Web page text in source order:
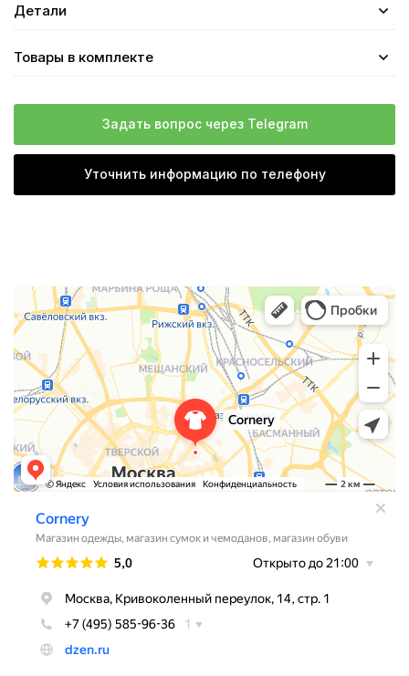
Детали
Товары в комплекте
Задать вопрос через Telegram
Уточнить информацию по телефону